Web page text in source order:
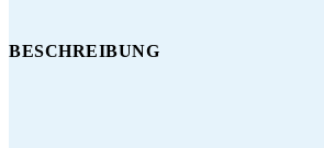
BESCHREIBUNG